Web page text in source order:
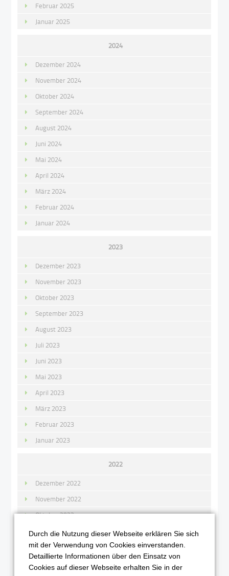
Februar 2025
Januar 2025
2024
Dezember 2024
November 2024
Oktober 2024
September 2024
August 2024
Juni 2024
Mai 2024
April 2024
März 2024
Februar 2024
Januar 2024
2023
Dezember 2023
November 2023
Oktober 2023
September 2023
August 2023
Juli 2023
Juni 2023
Mai 2023
April 2023
März 2023
Februar 2023
Januar 2023
2022
Dezember 2022
November 2022
Oktober 2022
September 2022
August 2022
Durch die Nutzung dieser Webseite erklären Sie sich
mit der Verwendung von Cookies einverstanden.
Detaillierte Informationen über den Einsatz von
Cookies auf dieser Webseite erhalten Sie in der